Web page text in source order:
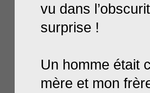
vu dans
surprise !
Un homme était
mère et mon